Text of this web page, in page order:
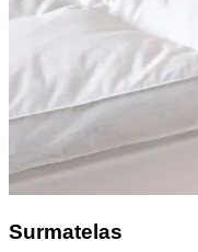
Surmatelas